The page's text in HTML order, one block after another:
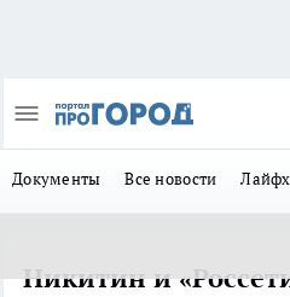
Документы Все новости
Никитин и